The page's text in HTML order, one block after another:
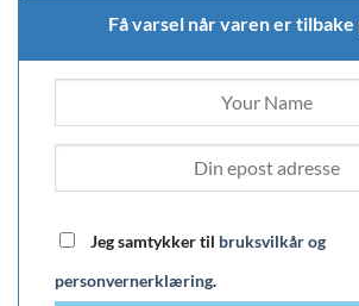
Få varsel når varen er tilbake
Jeg samtykker til bruksvilkår og
personvernerklæring.